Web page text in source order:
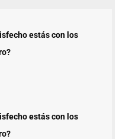
estás con los
estás con los